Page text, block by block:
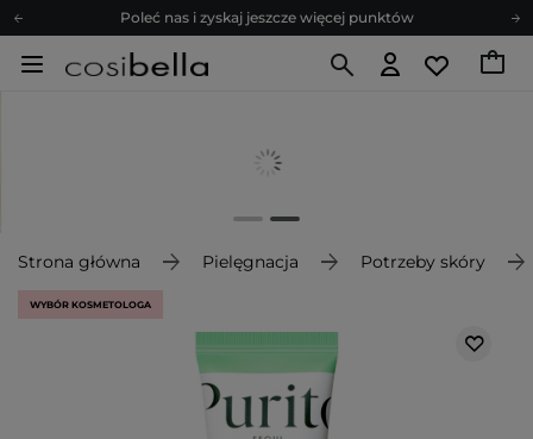
Poleć nas i zyskaj jeszcze więcej punktów
Zapisz się na newsletter pełen porad
Poleć nas i zyskaj jeszcze więcej punktów
Strona główna Pielęgnacja Potrzeby skóry
WYBÓR KOSMETOLOGA